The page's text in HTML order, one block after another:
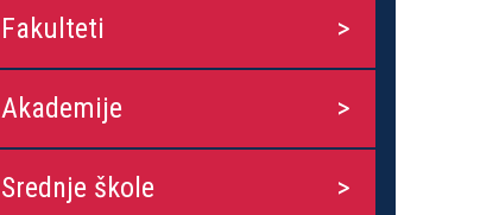
Fakulteti
Akademije
Srednje škole